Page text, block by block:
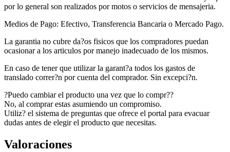
por lo general son realizados por motos o servicios de mensajeria.
Medios de Pago: Efectivo, Transferencia Bancaria o Mercado Pago.
La garantia no cubre da?os fisicos que los compradores puedan
ocasionar a los articulos por manejo inadecuado de los mismos.
En caso de tener que utilizar la garant?a todos los gastos de
translado correr?n por cuenta del comprador. Sin excepci?n.
?Puedo cambiar el producto una vez que lo compr??
No, al comprar estas asumiendo un compromiso.
Utiliz? el sistema de preguntas que ofrece el portal para evacuar
dudas antes de elegir el producto que necesitas.
Valoraciones